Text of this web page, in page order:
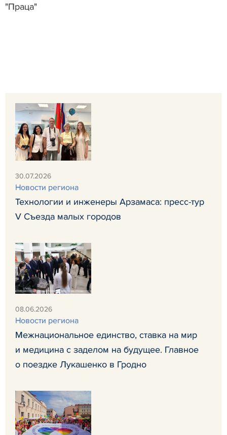
"Праца"
30.07.2026
Новости региона
Технологии и инженеры Арзамаса: пресс-тур
V Съезда малых городов
08.06.2026
Новости региона
Межнациональное единство, ставка на мир
и медицина с заделом на будущее. Главное
о поездке Лукашенко в Гродно